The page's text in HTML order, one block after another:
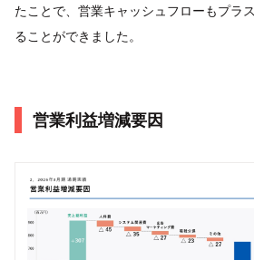
たことで、営業キャッシュフローもプラ
ることができました。
営業利益増減要因